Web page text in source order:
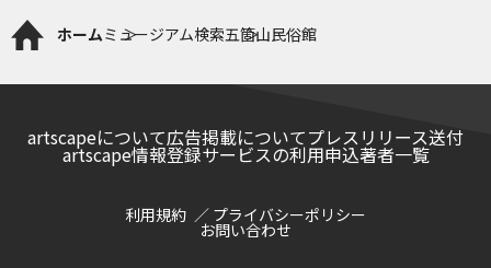
ホームミュージアム検索五箇山民俗館
artscapeについて広告掲載についてプレスリリース送付
artscape情報登録サービスの利用申込著者一覧
利用規約 プライバシーポリシー
お問い合わせ